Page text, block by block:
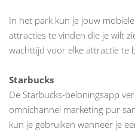
In het park kun je jouw
attracties te vinden die je wilt
wachttijd voor elke attractie te
Starbucks
De Starbucks-beloningsapp
omnichannel marketing pur
kun je gebruiken wanneer je